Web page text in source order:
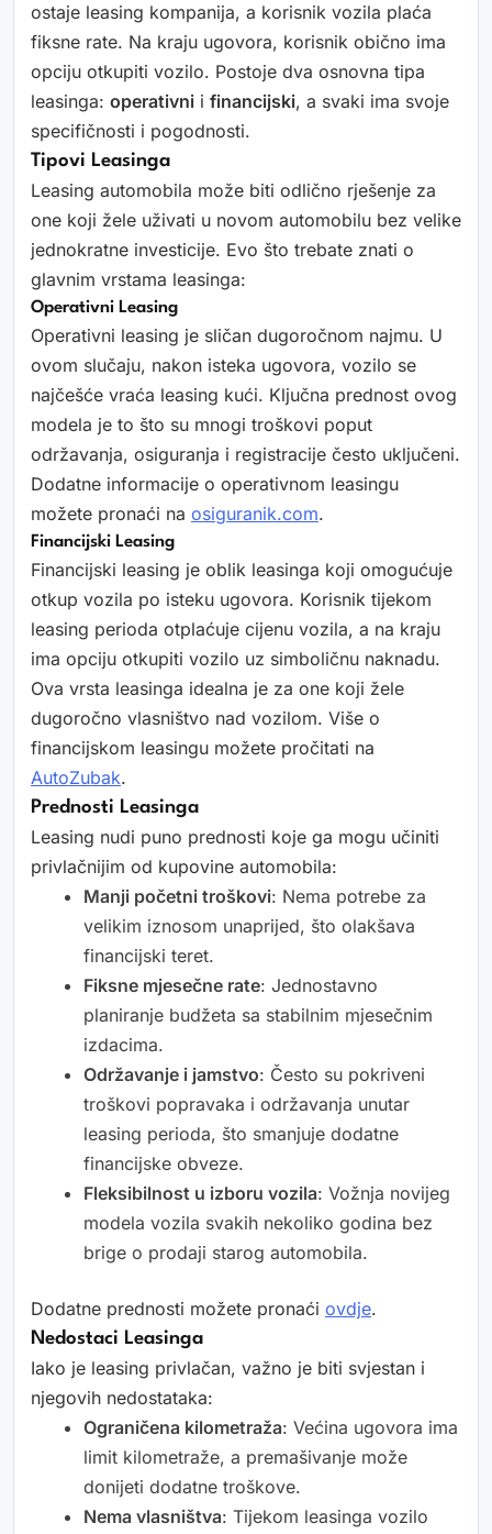
ostaje leasing kompanija, a korisnik vozila plaća
fiksne rate. Na kraju ugovora, korisnik obično ima
opciju otkupiti vozilo. Postoje dva osnovna tipa
leasinga: operativni i financijski, a svaki ima svoje
specifičnosti i pogodnosti.
Tipovi Leasinga
Leasing automobila može biti odlično rješenje za
one koji žele uživati u novom automobilu bez velike
jednokratne investicije. Evo što trebate znati o
glavnim vrstama leasinga:
Operativni Leasing
Operativni leasing je sličan dugoročnom najmu. U
ovom slučaju, nakon isteka ugovora, vozilo se
najčešće vraća leasing kući. Ključna prednost ovog
modela je to što su mnogi troškovi poput
održavanja, osiguranja i registracije često uključeni.
Dodatne informacije o operativnom leasingu
možete pronaći na osiguranik.com.
Financijski Leasing
Financijski leasing je oblik leasinga koji omogućuje
otkup vozila po isteku ugovora. Korisnik tijekom
leasing perioda otplaćuje cijenu vozila, a na kraju
ima opciju otkupiti vozilo uz simboličnu naknadu.
Ova vrsta leasinga idealna je za one koji žele
dugoročno vlasništvo nad vozilom. Više o
financijskom leasingu možete pročitati na
AutoZubak.
Prednosti Leasinga
Leasing nudi puno prednosti koje ga mogu učiniti
privlačnijim od kupovine automobila:
Manji početni troškovi: Nema potrebe za
velikim iznosom unaprijed, što olakšava
financijski teret.
Fiksne mjesečne rate: Jednostavno
planiranje budžeta sa stabilnim mjesečnim
izdacima.
Održavanje i jamstvo: Često su pokriveni
troškovi popravaka i održavanja unutar
leasing perioda, što smanjuje dodatne
financijske obveze.
Fleksibilnost u izboru vozila: Vožnja novijeg
modela vozila svakih nekoliko godina bez
brige o prodaji starog automobila.
Dodatne prednosti možete pronaći ovdje.
Nedostaci Leasinga
Iako je leasing privlačan, važno je biti svjestan i
njegovih nedostataka:
Ograničena kilometraža: Većina ugovora ima
limit kilometraže, a premašivanje može
donijeti dodatne troškove.
Nema vlasništva: Tijekom leasinga vozilo